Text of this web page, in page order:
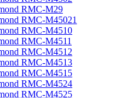
RMC-M29
RMC-M45021
RMC-M4510
RMC-M4511
RMC-M4512
RMC-M4513
RMC-M4515
RMC-M4524
RMC-M4525